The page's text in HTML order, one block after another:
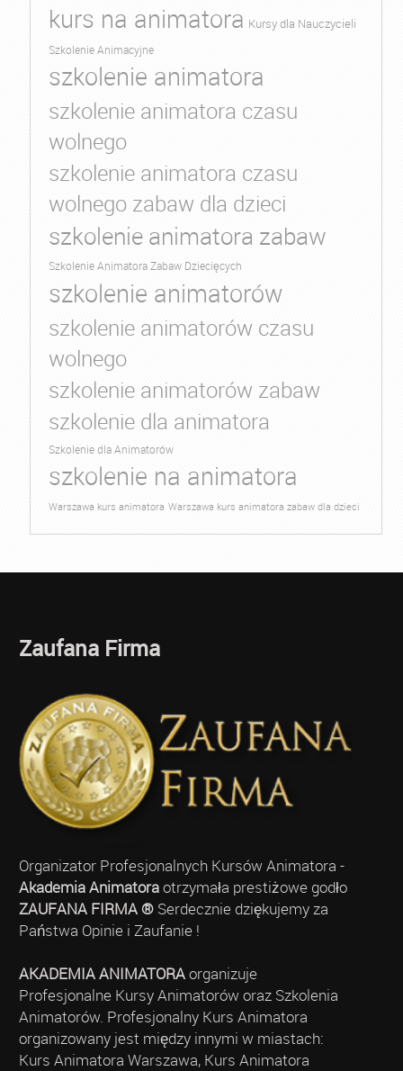
kurs na animatora Kursy dla Nauczycieli
Szkolenie Animacyjne
szkolenie animatora
szkolenie animatora czasu
wolnego
szkolenie animatora czasu
wolnego zabaw dla dzieci
szkolenie animatora zabaw
Szkolenie Animatora Zabaw Dziecięcych
szkolenie animatorów
szkolenie animatorów czasu
wolnego
szkolenie animatorów zabaw
szkolenie dla animatora
Szkolenie dla Animatorów
szkolenie na animatora
Warszawa kurs animatora Warszawa kurs animatora zabaw dla dzieci
Zaufana Firma
Organizator Profesjonalnych Kursów Animatora -
Akademia Animatoraotrzymała prestiżowe godło
ZAUFANA FIRMA ®Serdecznie dziękujemy za
Państwa Opinie i Zaufanie !
AKADEMIA ANIMATORAorganizuje
Profesjonalne Kursy Animatorów oraz Szkolenia
Animatorów. Profesjonalny Kurs Animatora
organizowany jest między innymi w miastach:
Kurs Animatora Warszawa, Kurs Animatora